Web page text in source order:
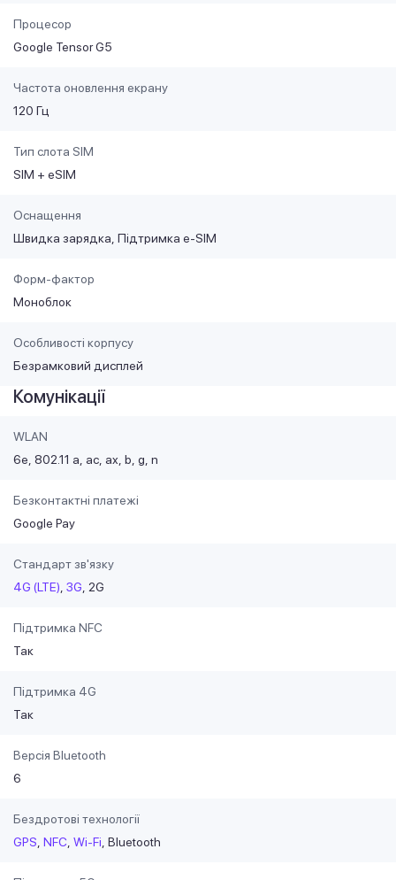
Процесор
Google Tensor G5
Частота оновлення екрану
120 Гц
Тип слота SIM
SIM + eSIM
Оснащення
Швидка зарядка Підтримка e-SIM
Форм-фактор
Моноблок
Особливості корпусу
Безрамковий дисплей
Комунікації
WLAN
6e 802.11 a ac ax b g n
Безконтактні платежі
Google Pay
Стандарт зв'язку
4G (LTE) 3G 2G
Підтримка NFC
Так
Підтримка 4G
Так
Версія Bluetooth
6
Бездротові технології
GPS NFC Wi-Fi Bluetooth